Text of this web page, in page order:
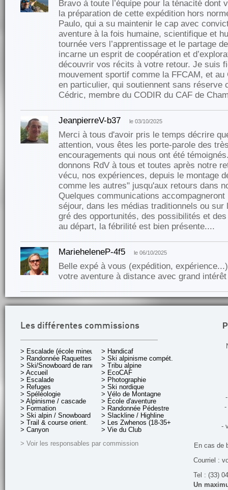
Bravo à toute l’équipe pour la ténacité dont
la préparation de cette expédition hors
Paulo, qui a su maintenir le cap avec
aventure à la fois humaine, scientifique et
tournée vers l’apprentissage et le partage
incarne un esprit de coopération et
découvrir vos récits à votre retour. Je suis
mouvement sportif comme la FFCAM, et au
en particulier, qui soutiennent sans réserve
Cédric, membre du CODIR du CAF de
JeanpierreV-b37 le 03/10/2025
Merci à tous d'avoir pris le temps décrire
attention, vous êtes les porte-parole des
encouragements qui nous ont été
donnons RdV à tous et toutes après notre
vécu, nos expériences, depuis le montage
comme les autres" jusqu'aux retours dans
Quelques communications accompagneront
séjour, dans les médias traditionnels ou sur
gré des opportunités, des possibilités et
au départ, la fébrilité est bien présente....
MarieheleneP-4f5 le 06/10/2025
Belle expé à vous (expédition,
votre aventure à distance avec grand
Les différentes commissions
> Escalade (école mineurs)
> Randonnée Raquettes
> Ski/Snowboard de rando.
> Accueil
> Escalade
> Refuges
> Spéléologie
> Alpinisme / cascade
> Formation
> Ski alpin / Snowboard
> Trail & course orient.
> Canyon
> Handicaf
> Ski alpinisme compét.
> Tribu alpine
> EcoCAF
> Photographie
> Ski nordique
> Vélo de Montagne
> École d'aventure
> Randonnée Pédestre
> Slackline / Highline
> Les Zwhenos (18-35+ ans)
> Vie du Club
> Voir les responsables par commission
-
-
En cas de
Courriel :
Tel : (33)
Un